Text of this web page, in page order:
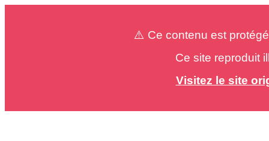
⚠️ Ce contenu est
Ce site reproduit
Visitez le site